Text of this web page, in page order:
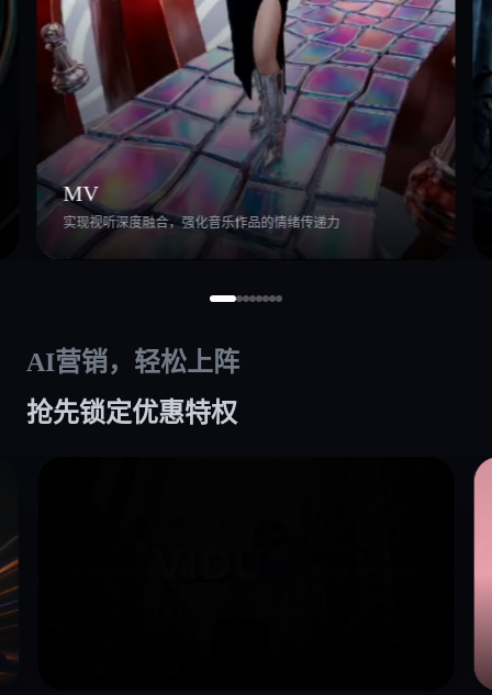
MV
实现视听深度融合，强化音乐作品的情绪传递力
AI营销，轻松上阵
抢先锁定优惠特权